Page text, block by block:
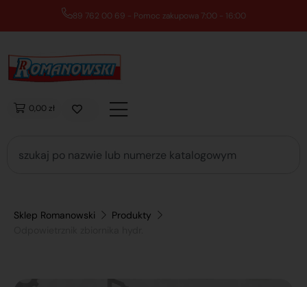
89 762 00 69 - Pomoc zakupowa 7:00 - 16:00
0,00 zł
Sklep Romanowski
Produkty